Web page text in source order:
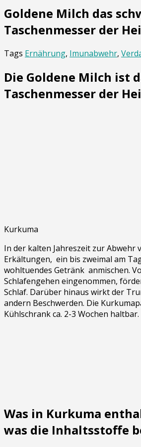
Goldene Milch das
Taschenmesser der
Tags Ernährung, Imunabwehr,
Die Goldene Milch ist
Taschenmesser der
Kurkuma
In der kalten Jahreszeit zur Abwehr
Erkältungen, ein bis zweimal am
wohltuendes Getränk anmischen.
Schlafengehen eingenommen,
Schlaf. Darüber hinaus wirkt der
andern Beschwerden. Die
Kühlschrank ca. 2-3 Wochen haltbar.
Was in Kurkuma
was die Inhaltsstoffe